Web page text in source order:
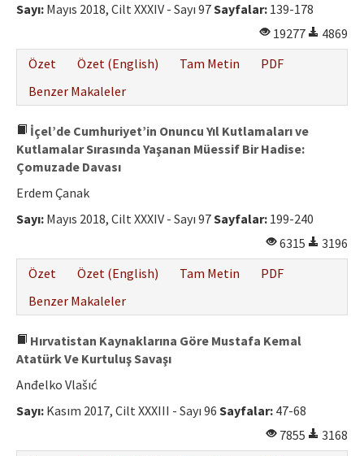
Sayı: Mayıs 2018, Cilt XXXIV - Sayı 97Sayfalar: 139-178
19277
4869
Özet
Özet (English) Tam Metin
PDF
Benzer Makaleler
İçel’de Cumhuriyet’in Onuncu Yıl Kutlamaları ve
Kutlamalar Sırasında Yaşanan Müessif Bir Hadise:
Çomuzade Davası
Erdem Çanak
Sayı: Mayıs 2018, Cilt XXXIV - Sayı 97Sayfalar: 199-240
6315
3196
Özet
Özet (English) Tam Metin
PDF
Benzer Makaleler
Hırvatistan Kaynaklarına Göre Mustafa Kemal
Atatürk Ve Kurtuluş Savaşı
Anđelko Vlašıć
Sayı: Kasım 2017, Cilt XXXIII - Sayı 96 Sayfalar: 47-68
7855
3168